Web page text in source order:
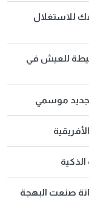
للاستغلال
للعيش في
تجديد موسمي
صنعت البهجة